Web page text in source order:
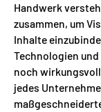
Handwerk
zusammen, um
Inhalte
Technologien
noch
jedes